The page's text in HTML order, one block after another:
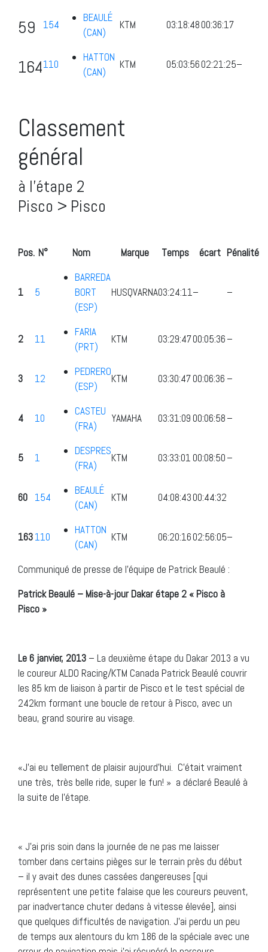
59 154
BEAULÉ
(CAN)
KTM 03:18:4800:36:17
164110
HATTON
(CAN)
KTM 05:03:5602:21:25–
Classement
général
à l’étape 2
Pisco > Pisco
Pos. N° Nom Marque Temps écart Pénalité
1 5
BARREDA
BORT
(ESP)
HUSQVARNA03:24:11– –
2 11
FARIA
(PRT)
KTM 03:29:4700:05:36–
3 12
PEDRERO
(ESP)
KTM 03:30:4700:06:36 –
4 10
CASTEU
(FRA)
YAMAHA 03:31:09 00:06:58–
5 1
DESPRES
(FRA)
KTM 03:33:01 00:08:50–
60 154
BEAULÉ
(CAN)
KTM 04:08:4300:44:32
163110
HATTON
(CAN)
KTM 06:20:1602:56:05–
Communiqué de presse de l’équipe de Patrick Beaulé :
Patrick Beaulé – Mise-à-jour Dakar étape 2 « Pisco à
Pisco »
Le 6 janvier, 2013 – La deuxième étape du Dakar 2013 a vu
le coureur ALDO Racing/KTM Canada Patrick Beaulé couvrir
les 85 km de liaison à partir de Pisco et le test spécial de
242km formant une boucle de retour à Pisco, avec un
beau, grand sourire au visage.
«J’ai eu tellement de plaisir aujourd’hui. C’était vraiment
une très, très belle ride, super le fun! » a déclaré Beaulé à
la suite de l’étape.
« J’ai pris soin dans la journée de ne pas me laisser
tomber dans certains pièges sur le terrain près du début
– il y avait des dunes cassées dangereuses [qui
représentent une petite falaise que les coureurs peuvent,
par inadvertance chuter dedans à vitesse élevée], ainsi
que quelques difficultés de navigation. J’ai perdu un peu
de temps aux alentours du km 186 de la spéciale avec une